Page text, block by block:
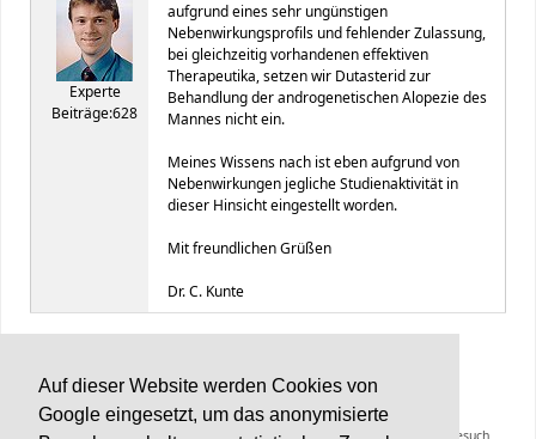
Auf dieser Website werden Cookies von
Google eingesetzt, um das anonymisierte
Experte
Beiträge:628
aufgrund eines sehr ungünstigen
Nebenwirkungsprofils und fehlender Zulassung,
bei gleichzeitig vorhandenen effektiven
Therapeutika, setzen wir Dutasterid zur
Behandlung der androgenetischen Alopezie des
Mannes nicht ein.
Meines Wissens nach ist eben aufgrund von
Nebenwirkungen jegliche Studienaktivität in
dieser Hinsicht eingestellt worden.
Mit freundlichen Grüßen
Dr. C. Kunte
v2.1 © 2022
Die Inhalte von Haarerkrankungen.de können und sollen keinen Arztbesuch